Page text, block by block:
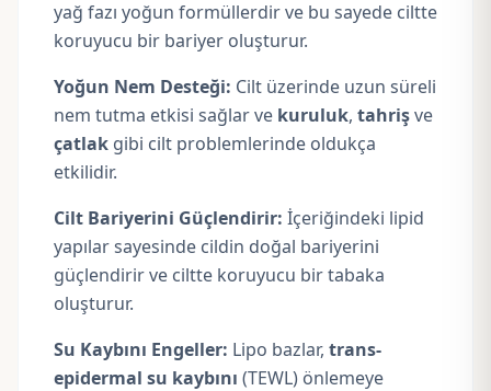
yağ fazı yoğun formüllerdir ve bu sayede ciltte
koruyucu bir bariyer oluşturur.
Yoğun Nem Desteği: Cilt üzerinde uzun süreli
nem tutma etkisi sağlar ve kuruluk, tahrişve
çatlak gibi cilt problemlerinde oldukça
etkilidir.
Cilt Bariyerini Güçlendirir: İçeriğindeki lipid
yapılar sayesinde cildin doğal bariyerini
güçlendirir ve ciltte koruyucu bir tabaka
oluşturur.
Su Kaybını Engeller: Lipo bazlar, trans-
epidermal su kaybını (TEWL) önlemeye